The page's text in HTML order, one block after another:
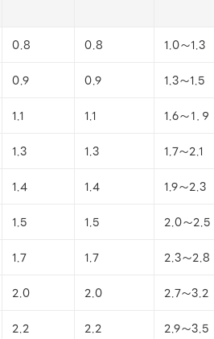
0.8 0.8 1.0～1.3
0.9 0.9 1.3～1.5
1.1 1.1 1.6～１．９
1.3 1.3 1.7～2.1
1.4 1.4 1.9～2.3
1.5 1.5 2.0～2.5
1.7 1.7 2.3～2.8
2.0 2.0 2.7～3.2
2.2 2.2 2.9～3.5